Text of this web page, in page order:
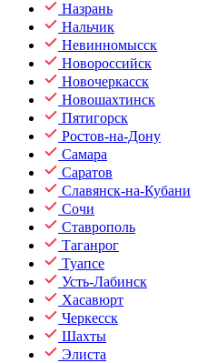
Назрань
Нальчик
Невинномысск
Новороссийск
Новочеркасск
Новошахтинск
Пятигорск
Ростов-на-Дону
Самара
Саратов
Славянск-на-Кубани
Сочи
Ставрополь
Таганрог
Туапсе
Усть-Лабинск
Хасавюрт
Черкесск
Шахты
Элиста